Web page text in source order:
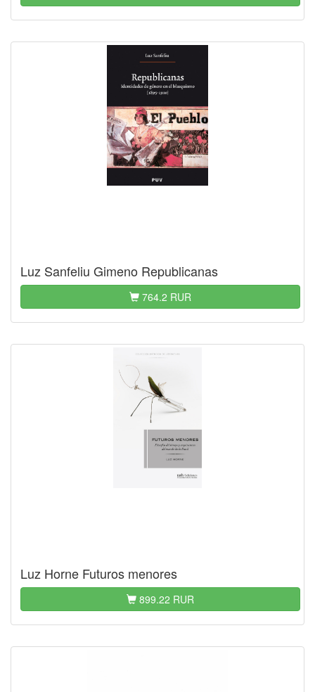
Luz Sanfeliu Gimeno Republicanas
764.2 RUR
Luz Horne Futuros menores
899.22 RUR